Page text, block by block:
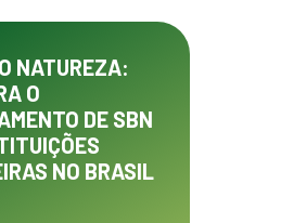
NATUREZA:
O
DE SBN
NO BRASIL